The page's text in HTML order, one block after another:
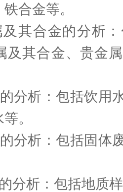
合金等。
其合金的分析
及其合金、贵金
分析：包括饮用
。
分析：包括固体
分析：包括地质